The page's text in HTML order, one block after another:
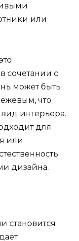
или
сочетании с
может быть
что
интерьера.
для
или
дизайна.
становится